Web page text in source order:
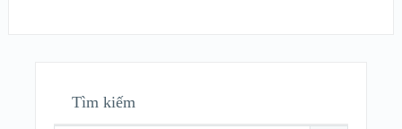
Tìm kiếm